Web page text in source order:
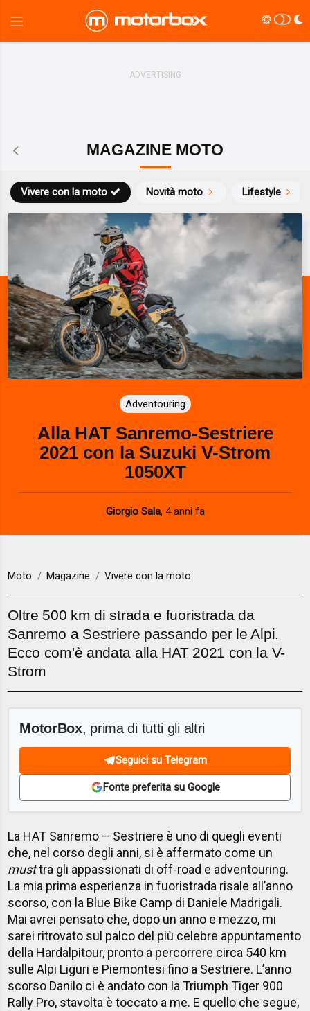
MAGAZINE MOTO
Novità moto
Vivere con la moto Lifestyle
Adventouring
Alla HAT Sanremo-Sestriere
2021 con la Suzuki V-Strom
1050XT
Giorgio Sala, 4 anni fa
Moto Magazine Vivere con la moto
Oltre 500 km di strada e fuoristrada da
Sanremo a Sestriere passando per le Alpi.
Ecco com'è andata alla HAT 2021 con la V-
Strom
MotorBox, prima di tutti gli altri
Seguici su Telegram
Fonte preferita su Google
La HAT Sanremo – Sestriere è uno di quegli eventi
che, nel corso degli anni, si è affermato come un
musttra gli appassionati di off-road e adventouring.
La mia prima esperienza in fuoristrada risale all’anno
scorso, con la Blue Bike Camp di Daniele Madrigali.
Mai avrei pensato che, dopo un anno e mezzo, mi
sarei ritrovato sul palco del più celebre appuntamento
della Hardalpitour, pronto a percorrere circa 540 km
sulle Alpi Liguri e Piemontesi fino a Sestriere. L’anno
scorso Danilo ci è andato con la Triumph Tiger 900
Rally Pro, stavolta è toccato a me. E quello che segue,